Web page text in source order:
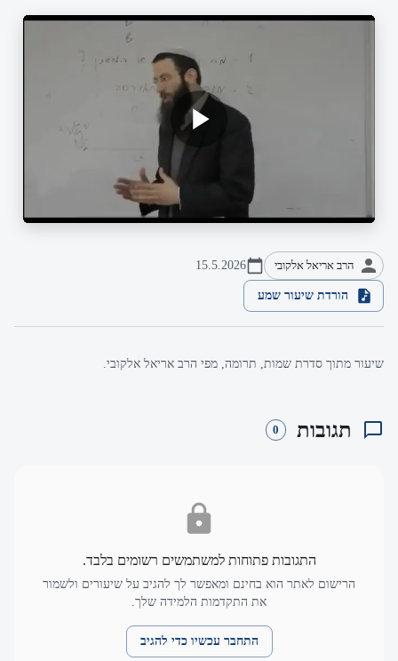
הרב אריאל אלקובי 15.5.2026
הורדת שיעור שמע
שיעור מתוך סדרת שמות, תרומה, מפי הרב אריאל אלקובי.
תגובות 0
התגובות פתוחות למשתמשים רשומים בלבד.
הרישום לאתר הוא בחינם ומאפשר לך להגיב על שיעורים ולשמור
את התקדמות הלמידה שלך.
התחבר עכשיו כדי להגיב